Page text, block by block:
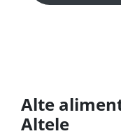
Alte
Altele